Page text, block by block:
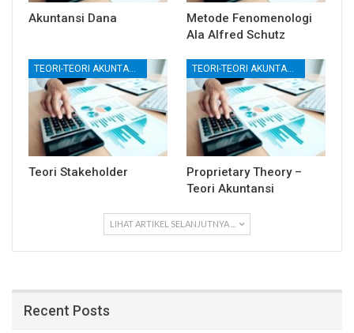
Akuntansi Dana
Metode Fenomenologi
Ala Alfred Schutz
TEORI-TEORI AKUNTANSI
Teori Stakeholder
TEORI-TEORI AKUNTANSI
Proprietary Theory –
Teori Akuntansi
LIHAT ARTIKEL SELANJUTNYA ...
Recent Posts